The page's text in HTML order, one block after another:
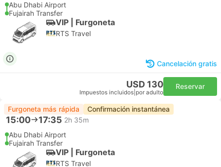
Abu Dhabi Airport
Fujairah Transfer
VIP | Furgoneta
RTS Travel
Cancelación gratis
USD 130
Impuestos incluidos por adulto
Reservar
Furgoneta más rápida Confirmación instantánea
15:00 17:35 2h 35m
Abu Dhabi Airport
Fujairah Transfer
VIP | Furgoneta
RTS Travel